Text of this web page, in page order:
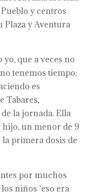
y centros
Plaza y Aventura
que a veces no
tenemos tiempo;
es
Tabares,
la jornada. Ella
hijo, un menor de 9
la primera dosis de
por muchos
niños ‘eso era